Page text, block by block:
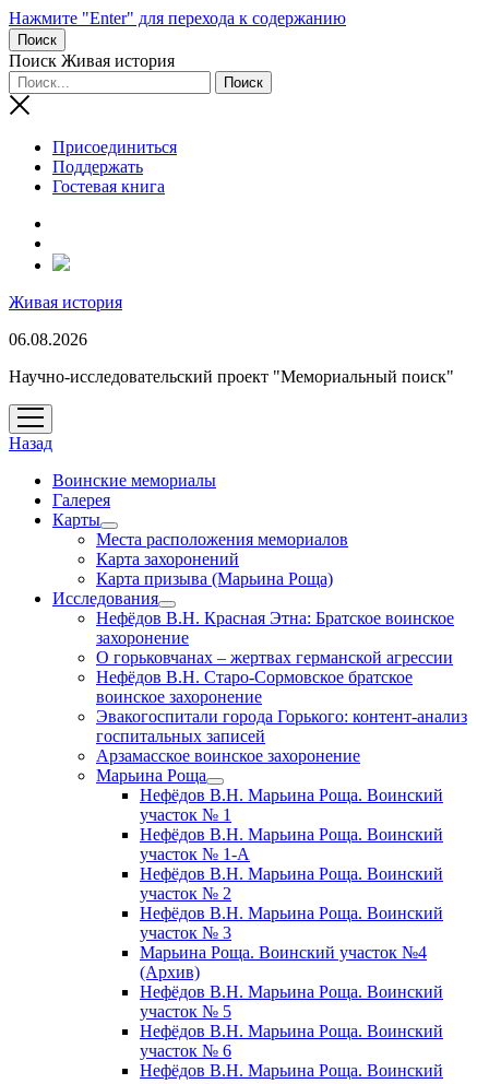
Нажмите "Enter" для перехода к содержанию
Поиск
Поиск Живая история
Присоединиться
Поддержать
Гостевая книга
RuTube
Живая история
06.08.2026
Научно-исследовательский проект "Мемориальный поиск"
открыть
меню
Назад
Воинские мемориалы
Галерея
Карты
открыть
меню
Места расположения мемориалов
Карта захоронений
Карта призыва (Марьина Роща)
Исследования
открыть
меню
Нефёдов В.Н. Красная Этна: Братское воинское
захоронение
О горьковчанах – жертвах германской агрессии
Нефёдов В.Н. Старо-Сормовское братское
воинское захоронение
Эвакогоспитали города Горького: контент-анализ
госпитальных записей
Арзамасское воинское захоронение
Марьина Роща
открыть
меню
Нефёдов В.Н. Марьина Роща. Воинский
участок № 1
Нефёдов В.Н. Марьина Роща. Воинский
участок № 1-А
Нефёдов В.Н. Марьина Роща. Воинский
участок № 2
Нефёдов В.Н. Марьина Роща. Воинский
участок № 3
Марьина Роща. Воинский участок №4
(Архив)
Нефёдов В.Н. Марьина Роща. Воинский
участок № 5
Нефёдов В.Н. Марьина Роща. Воинский
участок № 6
Нефёдов В.Н. Марьина Роща. Воинский